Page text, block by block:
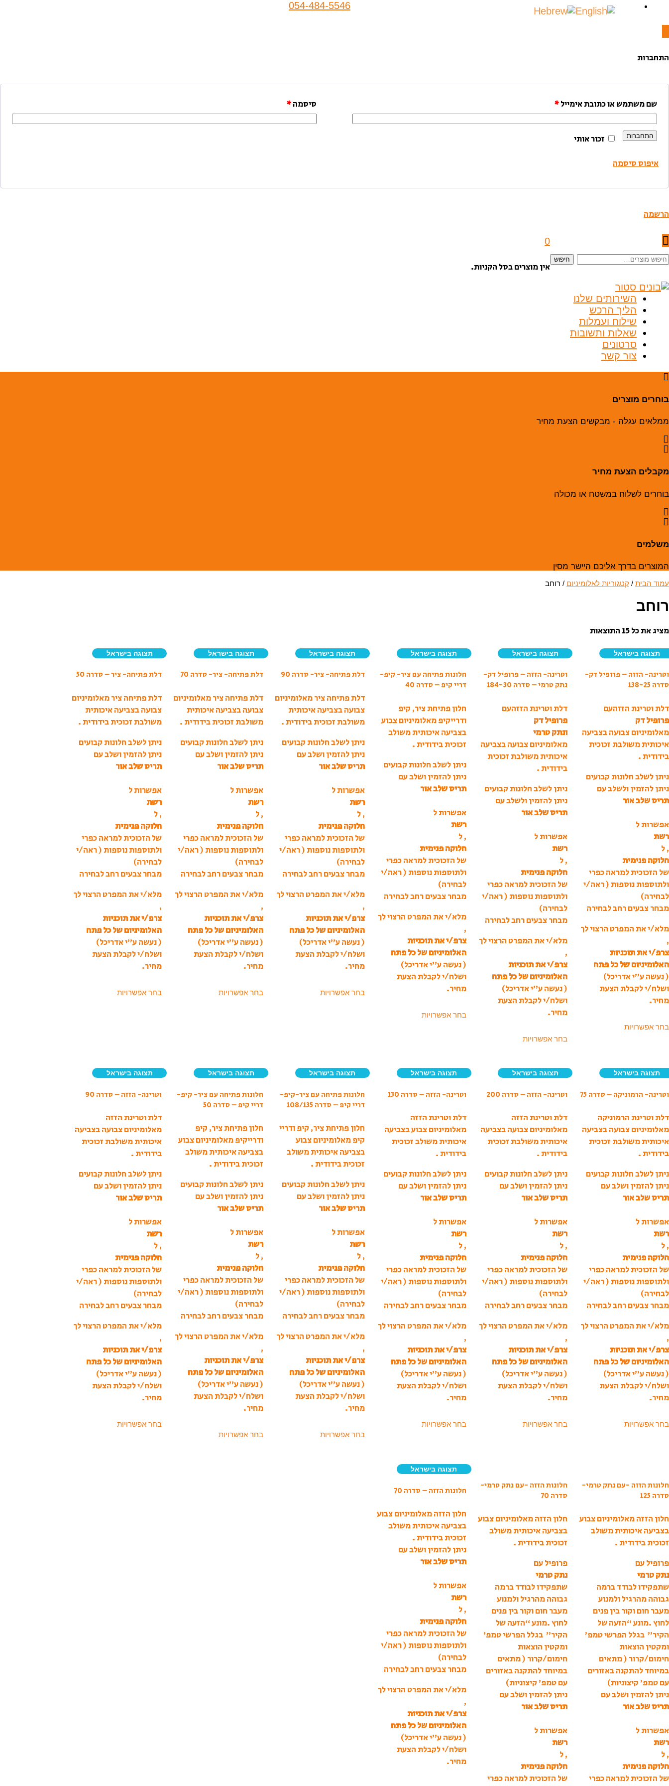
054-484-5546
התחברות
שם משתמש או כתובת אימייל* סיסמה*
זכור אותי התחברות
איפוס סיסמה
הרשמה
חיפוש
חיפוש
0
אין מוצרים בסל הקניות.
השירותים שלנו
הליך הרכש
שילוח ועמלות
שאלות ותשובות
סרטונים
צור קשר
בוחרים מוצרים
ממלאים עגלה - מבקשים הצעת מחיר
מקבלים הצעת מחיר
בוחרים לשלוח במשטח או מכולה
משלמים
המוצרים בדרך אליכם היישר מסין
עמוד הבית / קטגוריות לאלומיניום / רוחב
רוחב
מציג את כל 15 התוצאות
תצוגה בישראל
וטרינה- הזזה – פרופיל דק-
סדרה 138-25
דלת וטרינת הזזהעם
פרופיל דק
מאלומיניום צבועה בצביעה
איכותית משולבת זכוכית
בידודית .
ניתן לשלב חלונות קבועים
ניתן להזמין ולשלב עם
תריס שלב אור
אפשרות ל
רשת
, ל
חלוקה פנימית
של הזכוכית למראה כפרי
ולתוספות נוספות ( ראה/י
לבחירה)
מבחר צבעים רחב לבחירה
מלא/י את המפרט הרצוי לך
,
צרפ/י את תוכניות
האלומיניום של כל פתח
( נעשה ע”י אדריכל)
ושלח/י לקבלת הצעת
מחיר.
בחר אפשרויות
תצוגה בישראל
וטרינה- הזזה – פרופיל דק-
נתק טרמי – סדרה 184-30
דלת וטרינת הזזהעם
פרופיל דק
ונתק טרמי
מאלומיניום צבועה בצביעה
איכותית משולבת זכוכית
בידודית .
ניתן לשלב חלונות קבועים
ניתן להזמין ולשלב עם
תריס שלב אור
אפשרות ל
רשת
, ל
חלוקה פנימית
של הזכוכית למראה כפרי
ולתוספות נוספות ( ראה/י
לבחירה)
מבחר צבעים רחב לבחירה
מלא/י את המפרט הרצוי לך
,
צרפ/י את תוכניות
האלומיניום של כל פתח
( נעשה ע”י אדריכל)
ושלח/י לקבלת הצעת
מחיר.
בחר אפשרויות
תצוגה בישראל
חלונות פתיחה עם ציר- קיפ-
דריי קיפ – סדרה 40
חלון פתיחת ציר, קיפ
ודרייקיפ מאלומיניום צבוע
בצביעה איכותית משולב
זכוכית בידודית .
ניתן לשלב חלונות קבועים
ניתן להזמין ושלב עם
תריס שלב אור
אפשרות ל
רשת
, ל
חלוקה פנימית
של הזכוכית למראה כפרי
ולתוספות נוספות ( ראה/י
לבחירה)
מבחר צבעים רחב לבחירה
מלא/י את המפרט הרצוי לך
,
צרפ/י את תוכניות
האלומיניום של כל פתח
( נעשה ע”י אדריכל)
ושלח/י לקבלת הצעת
מחיר.
בחר אפשרויות
תצוגה בישראל
דלת פתיחה- ציר- סדרה 90
דלת פתיחה ציר מאלומיניום
צבועה בצביעה איכותית
משולבת זכוכית בידודית .
ניתן לשלב חלונות קבועים
ניתן להזמין ושלב עם
תריס שלב אור
אפשרות ל
רשת
, ל
חלוקה פנימית
של הזכוכית למראה כפרי
ולתוספות נוספות ( ראה/י
לבחירה)
מבחר צבעים רחב לבחירה
מלא/י את המפרט הרצוי לך
,
צרפ/י את תוכניות
האלומיניום של כל פתח
( נעשה ע”י אדריכל)
ושלח/י לקבלת הצעת
מחיר.
בחר אפשרויות
תצוגה בישראל
דלת פתיחה- ציר- סדרה 70
דלת פתיחה ציר מאלומיניום
צבועה בצביעה איכותית
משולבת זכוכית בידודית .
ניתן לשלב חלונות קבועים
ניתן להזמין ושלב עם
תריס שלב אור
אפשרות ל
רשת
, ל
חלוקה פנימית
של הזכוכית למראה כפרי
ולתוספות נוספות ( ראה/י
לבחירה)
מבחר צבעים רחב לבחירה
מלא/י את המפרט הרצוי לך
,
צרפ/י את תוכניות
האלומיניום של כל פתח
( נעשה ע”י אדריכל)
ושלח/י לקבלת הצעת
מחיר.
בחר אפשרויות
תצוגה בישראל
דלת פתיחה- ציר – סדרה 50
דלת פתיחה ציר מאלומיניום
צבועה בצביעה איכותית
משולבת זכוכית בידודית .
ניתן לשלב חלונות קבועים
ניתן להזמין ושלב עם
תריס שלב אור
אפשרות ל
רשת
, ל
חלוקה פנימית
של הזכוכית למראה כפרי
ולתוספות נוספות ( ראה/י
לבחירה)
מבחר צבעים רחב לבחירה
מלא/י את המפרט הרצוי לך
,
צרפ/י את תוכניות
האלומיניום של כל פתח
( נעשה ע”י אדריכל)
ושלח/י לקבלת הצעת
מחיר.
בחר אפשרויות
תצוגה בישראל
וטרינה- הרמוניקה – סדרה 75
דלת וטרינת הרמוניקה
מאלומיניום צבועה בצביעה
איכותית משולבת זכוכית
בידודית .
ניתן לשלב חלונות קבועים
ניתן להזמין ושלב עם
תריס שלב אור
אפשרות ל
רשת
, ל
חלוקה פנימית
של הזכוכית למראה כפרי
ולתוספות נוספות ( ראה/י
לבחירה)
מבחר צבעים רחב לבחירה
מלא/י את המפרט הרצוי לך
,
צרפ/י את תוכניות
האלומיניום של כל פתח
( נעשה ע”י אדריכל)
ושלח/י לקבלת הצעת
מחיר.
בחר אפשרויות
תצוגה בישראל
וטרינה- הזזה – סדרה 200
דלת וטרינת הזזה
מאלומיניום צבועה בצביעה
איכותית משולבת זכוכית
בידודית .
ניתן לשלב חלונות קבועים
ניתן להזמין ושלב עם
תריס שלב אור
אפשרות ל
רשת
, ל
חלוקה פנימית
של הזכוכית למראה כפרי
ולתוספות נוספות ( ראה/י
לבחירה)
מבחר צבעים רחב לבחירה
מלא/י את המפרט הרצוי לך
,
צרפ/י את תוכניות
האלומיניום של כל פתח
( נעשה ע”י אדריכל)
ושלח/י לקבלת הצעת
מחיר.
בחר אפשרויות
תצוגה בישראל
וטרינה- הזזה – סדרה 130
דלת וטרינת הזזה
מאלומיניום צבוע בצביעה
איכותית משולב זכוכית
בידודית .
ניתן לשלב חלונות קבועים
ניתן להזמין ושלב עם
תריס שלב אור
אפשרות ל
רשת
, ל
חלוקה פנימית
של הזכוכית למראה כפרי
ולתוספות נוספות ( ראה/י
לבחירה)
מבחר צבעים רחב לבחירה
מלא/י את המפרט הרצוי לך
,
צרפ/י את תוכניות
האלומיניום של כל פתח
( נעשה ע”י אדריכל)
ושלח/י לקבלת הצעת
מחיר.
בחר אפשרויות
תצוגה בישראל
חלונות פתיחה עם ציר-קיפ-
דריי קיפ – סדרה 108/135
חלון פתיחת ציר, קיפ ודריי
קיפ מאלומיניום צבוע
בצביעה איכותית משולב
זכוכית בידודית .
ניתן לשלב חלונות קבועים
ניתן להזמין ושלב עם
תריס שלב אור
אפשרות ל
רשת
, ל
חלוקה פנימית
של הזכוכית למראה כפרי
ולתוספות נוספות ( ראה/י
לבחירה)
מבחר צבעים רחב לבחירה
מלא/י את המפרט הרצוי לך
,
צרפ/י את תוכניות
האלומיניום של כל פתח
( נעשה ע”י אדריכל)
ושלח/י לקבלת הצעת
מחיר.
בחר אפשרויות
תצוגה בישראל
חלונות פתיחה עם ציר- קיפ-
דריי קיפ – סדרה 50
חלון פתיחת ציר, קיפ
ודרייקיפ מאלומיניום צבוע
בצביעה איכותית משולב
זכוכית בידודית .
ניתן לשלב חלונות קבועים
ניתן להזמין ושלב עם
תריס שלב אור
אפשרות ל
רשת
, ל
חלוקה פנימית
של הזכוכית למראה כפרי
ולתוספות נוספות ( ראה/י
לבחירה)
מבחר צבעים רחב לבחירה
מלא/י את המפרט הרצוי לך
,
צרפ/י את תוכניות
האלומיניום של כל פתח
( נעשה ע”י אדריכל)
ושלח/י לקבלת הצעת
מחיר.
בחר אפשרויות
תצוגה בישראל
וטרינה- הזזה – סדרה 90
דלת וטרינת הזזה
מאלומיניום צבועה בצביעה
איכותית משולבת זכוכית
בידודית .
ניתן לשלב חלונות קבועים
ניתן להזמין ושלב עם
תריס שלב אור
אפשרות ל
רשת
, ל
חלוקה פנימית
של הזכוכית למראה כפרי
ולתוספות נוספות ( ראה/י
לבחירה)
מבחר צבעים רחב לבחירה
מלא/י את המפרט הרצוי לך
,
צרפ/י את תוכניות
האלומיניום של כל פתח
( נעשה ע”י אדריכל)
ושלח/י לקבלת הצעת
מחיר.
בחר אפשרויות
חלונות הזזה -עם נתק טרמי-
סדרה 125
חלון הזזה מאלומיניום צבוע
בצביעה איכותית משולב
זכוכית בידודית .
פרופיל עם
נתק טרמי
שתפקידו לבודד ברמה
גבוהה מהרגיל ולמנוע
מעבר חום וקור בין פנים
לחוץ .מונע “הזעה של
הקיר” בגלל הפרשי טמפ’
ומקטין הוצאות
חימום/קרור ( מתאים
במיוחד להתקנה באזורים
עם טמפ’ קיצוניות)
ניתן להזמין ושלב עם
תריס שלב אור
אפשרות ל
רשת
, ל
חלוקה פנימית
של הזכוכית למראה כפרי
חלונות הזזה -עם נתק טרמי-
סדרה 70
חלון הזזה מאלומיניום צבוע
בצביעה איכותית משולב
זכוכית בידודית .
פרופיל עם
נתק טרמי
שתפקידו לבודד ברמה
גבוהה מהרגיל ולמנוע
מעבר חום וקור בין פנים
לחוץ .מונע “הזעה של
הקיר” בגלל הפרשי טמפ’
ומקטין הוצאות
חימום/קרור ( מתאים
במיוחד להתקנה באזורים
עם טמפ’ קיצוניות)
ניתן להזמין ושלב עם
תריס שלב אור
אפשרות ל
רשת
, ל
חלוקה פנימית
של הזכוכית למראה כפרי
תצוגה בישראל
חלונות הזזה – סדרה 70
חלון הזזה מאלומיניום צבוע
בצביעה איכותית משולב
זכוכית בידודית .
ניתן להזמין ושלב עם
תריס שלב אור
אפשרות ל
רשת
, ל
חלוקה פנימית
של הזכוכית למראה כפרי
ולתוספות נוספות ( ראה/י
לבחירה)
מבחר צבעים רחב לבחירה
מלא/י את המפרט הרצוי לך
,
צרפ/י את תוכניות
האלומיניום של כל פתח
( נעשה ע”י אדריכל)
ושלח/י לקבלת הצעת
מחיר.